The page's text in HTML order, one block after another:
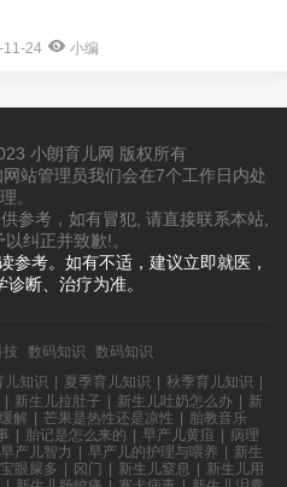
11-24 小编
小朗育儿网 版权所有
站管理员我们会在7个工作日内处
理。
参考，如有冒犯, 请直接联系本站,
纠正并致歉!。
参考。如有不适，建议立即就医，
断、治疗为准。
技 数码知识
数码知识
儿知识 | 夏季育儿知识 | 秋季育儿知识 |
| 新生儿拉肚子 | 新生儿吐奶怎么办 | 新
解 | 芒果是热性还是凉性 | 胎教音乐
| 胎记是怎么来的 | 早产儿黄疸 | 病理
早产儿智力 | 早产儿的护理与喂养 | 新生
眼屎多 | 囟门 | 新生儿窒息 | 新生儿用